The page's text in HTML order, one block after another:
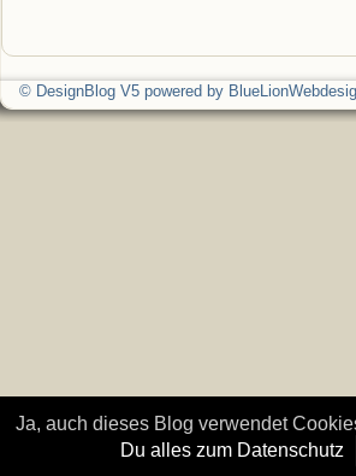
© DesignBlog V5 powered by
Ja, auch dieses Blog verwendet
Du alles zum Datenschutz